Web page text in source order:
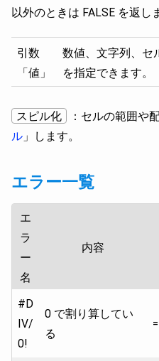
以外のときは FALSE を返し
引数
「値」
数値、文字列、セ
を指定できます。
スピル化 ：セルの範囲や
ル 」します。
エラー一覧
エ
ラ
ー
名
内容
#D
IV/
0!
0 で割り算してい
る